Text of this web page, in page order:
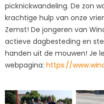
picknickwandeling. De zon
krachtige hulp van onze
Zemst! De jongeren van
actieve dagbesteding en
handen uit de mouwen! Je
webpagina: https://